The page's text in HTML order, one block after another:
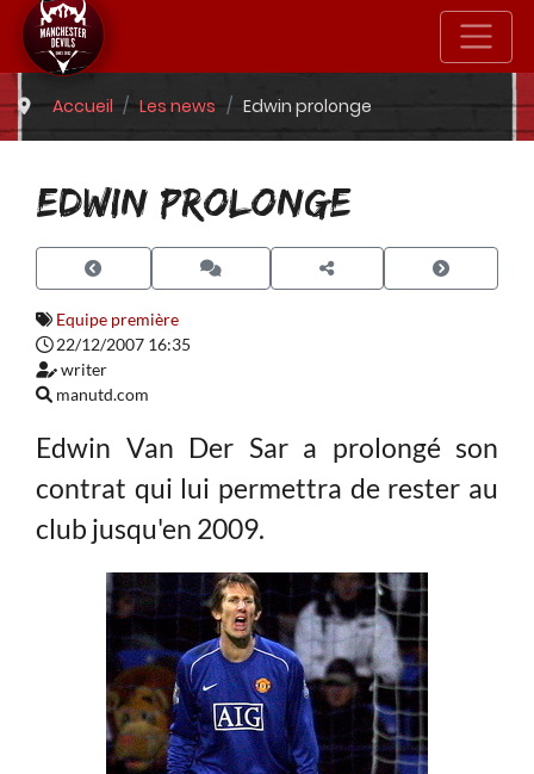
Accueil Les news Edwin prolonge
EDWIN PROLONGE
Equipe première
22/12/2007 16:35
writer
manutd.com
Edwin Van Der Sar a prolongé son
contrat qui lui permettra de rester au
club jusqu'en 2009.